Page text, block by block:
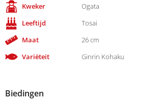
Kweker
Ogata
Leeftijd
Tosai
Maat
26 cm
Variëteit
Ginrin Kohaku
Biedingen